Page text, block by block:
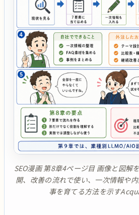
SEO漫画 第8章4ページ目 画像と図解
開、改善の流れで使い、一次情報や
事を育てる方法を示す